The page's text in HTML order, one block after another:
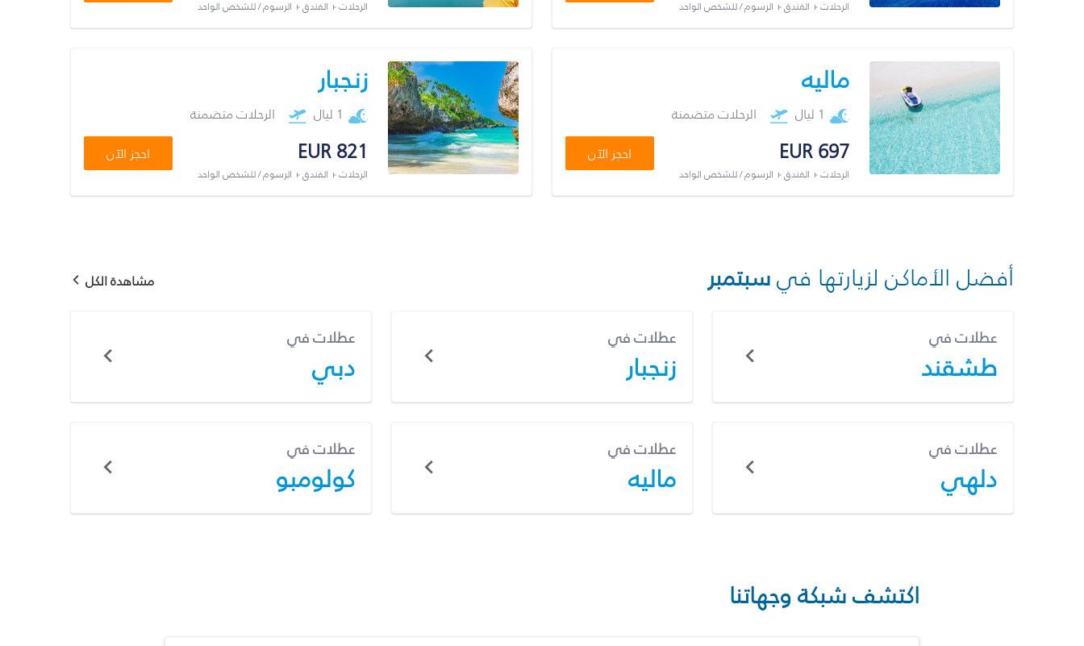
الرحلات + الفندق + الرسوم / للشخص الواحد الرحلات + الفندق + الرسوم / للشخص الواحد
ماليه
1 ليال الرحلات متضمنة
EUR 697
الرحلات + الفندق + الرسوم / للشخص الواحد
احجز الآن
زنجبار
1 ليال الرحلات متضمنة
EUR 821
الرحلات + الفندق + الرسوم / للشخص الواحد
احجز الآن
أفضل الأماكن لزيارتها فيسبتمبر مشاهدة الكل
عطلات في
طشقند
عطلات في
زنجبار
عطلات في
دبي
عطلات في
دلهي
عطلات في
ماليه
عطلات في
كولومبو
اكتشف شبكة وجهاتنا